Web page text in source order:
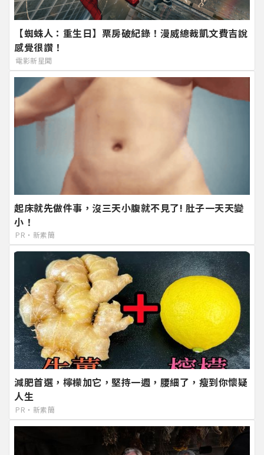
【蜘蛛人：重生日】票房破紀錄！漫威總裁凱文費吉說
感覺很讚！
電影新星聞
起床就先做件事，沒三天小腹就不見了! 肚子一天天變
小！
PR・新素簡
減肥首選，檸檬加它，堅持一週，腰細了，瘦到你懷疑
人生
PR・新素簡